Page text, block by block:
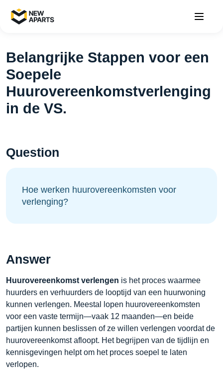
Belangrijke Stappen voor een
Soepele
Huurovereenkomstverlenging
in de VS.
Question
Hoe werken huurovereenkomsten voor
verlenging?
Answer
Huurovereenkomst verlengen is het proces waarmee
huurders en verhuurders de looptijd van een huurwoning
kunnen verlengen. Meestal lopen huurovereenkomsten
voor een vaste termijn—vaak 12 maanden—en beide
partijen kunnen beslissen of ze willen verlengen voordat de
huurovereenkomst afloopt. Het begrijpen van de tijdlijn en
kennisgevingen helpt om het proces soepel te laten
verlopen.